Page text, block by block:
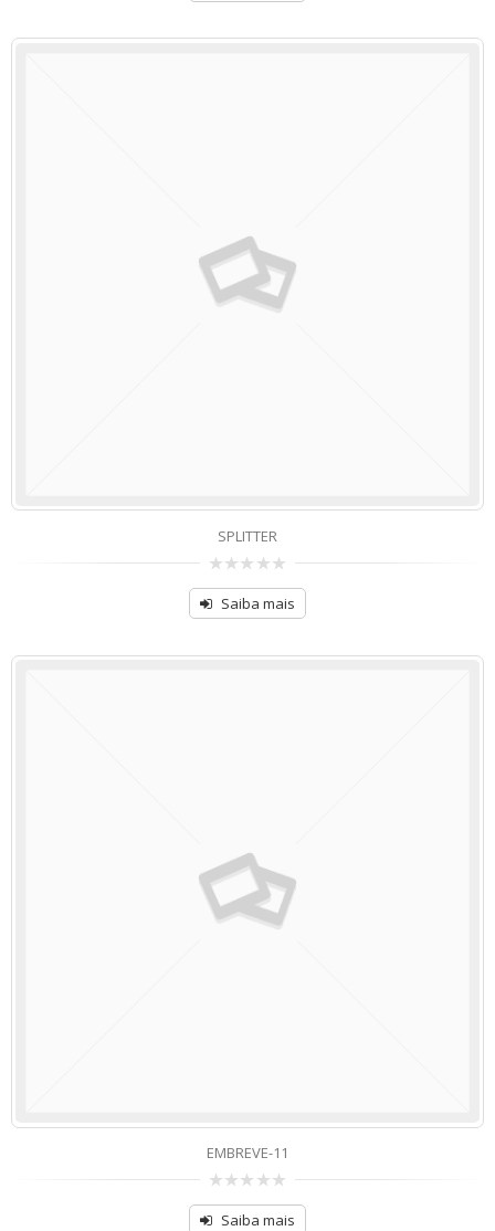
SPLITTER
5
Saiba mais
EMBREVE-11
de
5
Saiba mais